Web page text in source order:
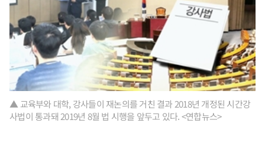
▲ 교육부와 대학, 강사들이 재논의를 거친 결과 2018년 개정된 시간강
사법이 통과돼 2019년 8월 법 시행을 앞두고 있다. <연합뉴스>